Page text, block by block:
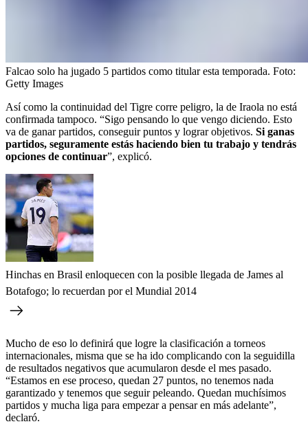
Falcao solo ha jugado 5 partidos como titular esta temporada. Foto:
Getty Images
Así como la continuidad del Tigre corre peligro, la de Iraola no está
confirmada tampoco. “Sigo pensando lo que vengo diciendo. Esto
va de ganar partidos, conseguir puntos y lograr objetivos. Si ganas
partidos, seguramente estás haciendo bien tu trabajo y tendrás
opciones de continuar”, explicó.
Hinchas en Brasil enloquecen con la posible llegada de James al
Botafogo; lo recuerdan por el Mundial 2014
Mucho de eso lo definirá que logre la clasificación a torneos
internacionales, misma que se ha ido complicando con la seguidilla
de resultados negativos que acumularon desde el mes pasado.
“Estamos en ese proceso, quedan 27 puntos, no tenemos nada
garantizado y tenemos que seguir peleando. Quedan muchísimos
partidos y mucha liga para empezar a pensar en más adelante”,
declaró.